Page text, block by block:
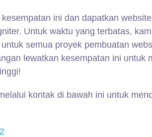
ini dan dapatkan
Untuk waktu yang terbatas,
semua proyek pembuatan
lewatkan kesempatan ini untuk
kontak di bawah ini untuk